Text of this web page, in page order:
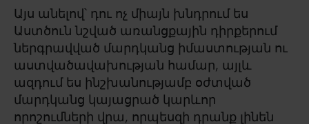
Այս անելով՝ դու ոչ միայն խնդրում ես
Աստծուն նշված առանցքային դիրքերում
ներգրավված մարդկանց իմաստության ու
աստվածավախության համար, այլև
ազդում ես ինշխանությամբ օժտված
մարդկանց կայացրած կարևոր
որոշումների վրա, որպեսզի դրանք լինեն